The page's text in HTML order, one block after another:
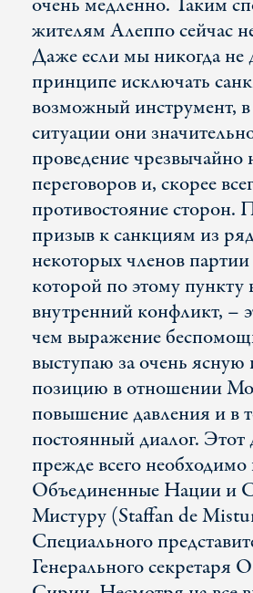
жителям Алеппо сейчас
Даже если мы никогда
принципе исключать
возможный инструмент,
ситуации они
проведение
переговоров и, скорее
противостояние сторон.
призыв к санкциям из
некоторых членов
которой по этому пункту
внутренний конфликт, –
чем выражение
выступаю за очень
позицию в отношении
повышение давления и в
постоянный диалог. Этот
прежде всего необходимо
Объединенные Нации и
Мистуру (Staffan de
Специального
Генерального